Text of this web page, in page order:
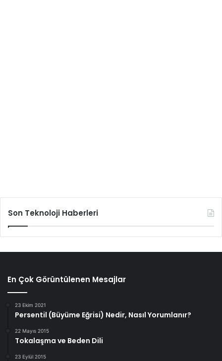
Son Teknoloji Haberleri
En Çok Görüntülenen Mesajlar
23 Ekim 2021
Persentil (Büyüme Eğrisi) Nedir, Nasıl Yorumlanır?
22 Mayıs 2015
Tokalaşma ve Beden Dili
23 Eylül 2015